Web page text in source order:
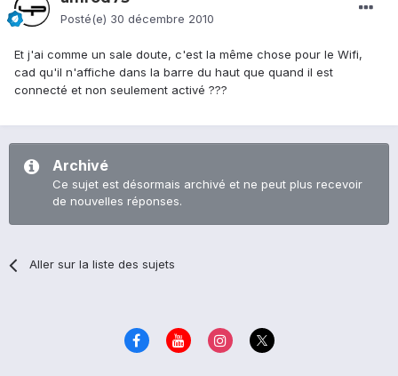
Posté(e) 30 décembre 2010
Et j'ai comme un sale doute, c'est la même chose pour le Wifi,
cad qu'il n'affiche dans la barre du haut que quand il est
connecté et non seulement activé ???
Archivé
Ce sujet est désormais archivé et ne peut plus recevoir
de nouvelles réponses.
Aller sur la liste des sujets